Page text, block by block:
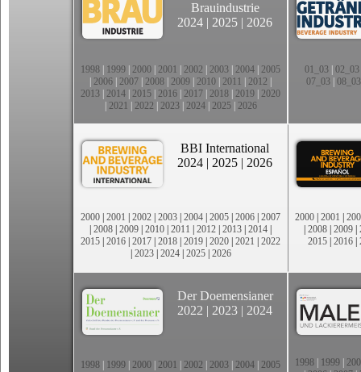
Brauindustrie
2024 | 2025 | 2026
1998 1999 2000 2001 2002 2003 2004 2005
2006 2007 2008 2009 2010 2011 2012
2013 2014 2015 2016 2017 2018 2019 2020
2021 2022 2023| 2024| 2025| 2026
01_03| 02_03
07_03 08_03
BBI International
2024 | 2025 | 2026
2000 | 2001 | 2002 | 2003 | 2004 | 2005 | 2006 | 2007
| 2008 | 2009 | 2010 | 2011 | 2012 | 2013 | 2014 |
2015 | 2016 | 2017 | 2018 | 2019 | 2020 | 2021 | 2022
| 2023| 2024| 2025| 2026
2000 | 2001 |
| 2008 | 2009 |
2015 | 2016 |
Der Doemensianer
2022 | 2023 | 2024
1998 1999 2000 2001 2002 2003 2004 2005
1998 1999